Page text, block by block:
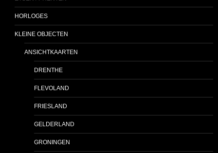
HORLOGES
KLEINE OBJECTEN
ANSICHTKAARTEN
DRENTHE
FLEVOLAND
FRIESLAND
GELDERLAND
GRONINGEN